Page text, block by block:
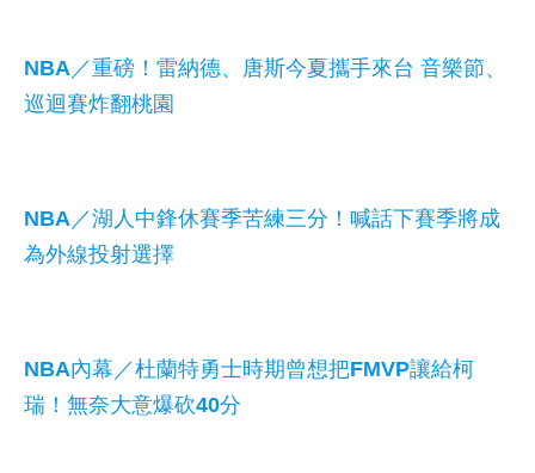
NBA／重磅！雷納德、唐斯今夏攜手來台 音樂節、
巡迴賽炸翻桃園
NBA／湖人中鋒休賽季苦練三分！喊話下賽季將成
為外線投射選擇
NBA內幕／杜蘭特勇士時期曾想把FMVP讓給柯
瑞！無奈大意爆砍40分